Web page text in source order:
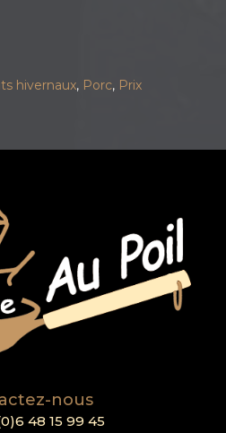
hivernaux, Porc, Prix
nous
48 15 99 45